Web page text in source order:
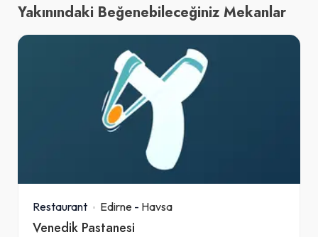
Yakınındaki Beğenebileceğiniz Mekanlar
Restaurant Edirne - Havsa
Venedik Pastanesi